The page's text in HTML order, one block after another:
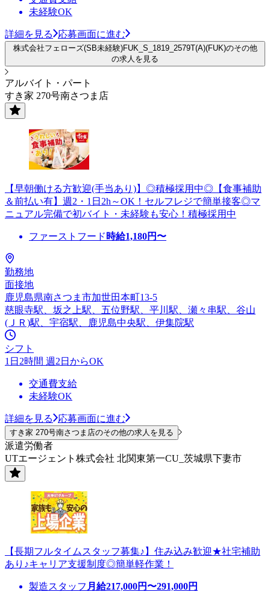
未経験OK
詳細を見る 応募画面に進む
株式会社フェローズ(SB未経験)FUK_S_1819_2579T(A)(FUK)のその他
の求人を見る
アルバイト・パート
すき家 270号南さつま店
【早朝働ける方歓迎(手当あり)】◎積極採用中◎【食事補助
＆前払い有】週2・1日2h～OK！セルフレジで簡単接客◎マ
ニュアル完備で初バイト・未経験も安心！積極採用中
ファーストフード 時給1,180円〜
勤務地
面接地
鹿児島県南さつま市加世田本町13-5
慈眼寺駅、坂之上駅、五位野駅、平川駅、瀬々串駅、谷山
(ＪＲ)駅、宇宿駅、鹿児島中央駅、伊集院駅
シフト
1日2時間 週2日からOK
交通費支給
未経験OK
詳細を見る 応募画面に進む
すき家 270号南さつま店のその他の求人を見る
派遣労働者
UTエージェント株式会社 北関東第一CU_茨城県下妻市
【長期フルタイムスタッフ募集♪】住み込み歓迎★社宅補助
あり♪キャリア支援制度◎簡単軽作業！
製造スタッフ 月給217,000円〜291,000円